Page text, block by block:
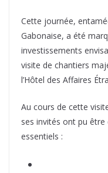
Cette journée,
Gabonaise, a été
investissements
visite de chantiers
l’Hôtel des Affaires
Au cours de cette
ses invités ont pu
essentiels :